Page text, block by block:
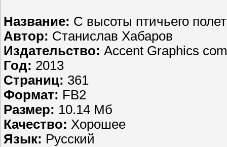
Название: С высоты птичьего
Автор: Станислав Хабаров
Издательство: Accent Graphics
Год: 2013
Страниц: 361
Формат: FB2
Размер: 10.14 Мб
Качество: Хорошее
Язык: Русский